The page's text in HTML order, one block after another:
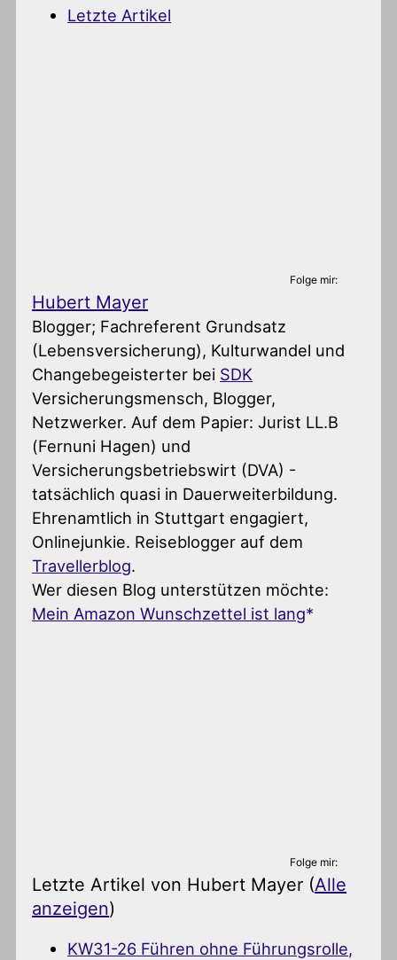
Letzte Artikel
Folge mir:
Hubert Mayer
Blogger; Fachreferent Grundsatz
(Lebensversicherung), Kulturwandel und
Changebegeisterter bei SDK
Versicherungsmensch, Blogger,
Netzwerker. Auf dem Papier: Jurist LL.B
(Fernuni Hagen) und
Versicherungsbetriebswirt (DVA) -
tatsächlich quasi in Dauerweiterbildung.
Ehrenamtlich in Stuttgart engagiert,
Onlinejunkie. Reiseblogger auf dem
Travellerblog.
Wer diesen Blog unterstützen möchte:
Mein Amazon Wunschzettel ist lang
Folge mir:
Letzte Artikel von Hubert Mayer (Alle
anzeigen)
KW31-26 Führen ohne Führungsrolle,